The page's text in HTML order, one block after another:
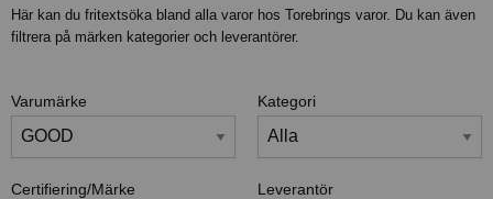
Här kan du fritextsöka bland alla varor hos Torebrings varor. Du kan även
filtrera på märken kategorier och leverantörer.
Varumärke Kategori
Certifiering/Märke Leverantör